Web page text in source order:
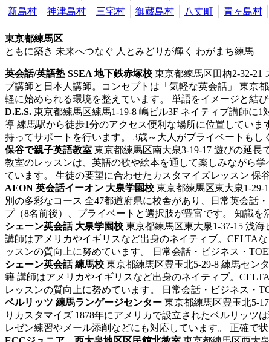
新島村
神津島村 三宅村 御蔵島村 八丈町 青ヶ島村
東京都練馬区
ともに築き 未来へつなぐ 人とみどりが輝く わがまち練馬
英会話/英語塾 SSEA 地下鉄赤塚校 東京都練馬区田柄2-32-21
ブ講師と日本人講師。コンセプトは「気軽な英会話」 東京
軽に始められる環境を整えています。 単語をイメージと結
D.E.S. 東京都練馬区練馬1-19-8 嶋ビル3F ネイティブ講師に1
導 練馬駅から徒歩1分のアクセス便利な場所に位置してい
持ってサポートを行います。 3歳～大人がプライベートもし
保谷で親子英語教室 東京都練馬区南大泉3-19-17 遊びの延長
教室のレッスンは、英語の歌や絵本を通して楽しみながら
ています。 生徒の要望に合わせたカスタマイズレッスン 保
AEON 英会話イーオン 大泉学園校 東京都練馬区東大泉1-29-
別の多彩なコース 全47都道府県に校舎があり、日常英会話
プ（8名前後）、プライベートと選択肢が豊富です。 知識を
シェーン英会話 大泉学園校 東京都練馬区東大泉1-37-15 浅海
講師はアメリカやイギリスなど出身のネイティブ。CELTA
ッスンの質向上に努めています。 日常会話・ビジネス・
シェーン英会話 練馬校 東京都練馬区豊玉北5-29-8 練馬セン
籍 講師はアメリカやイギリスなど出身のネイティブ。
レッスンの質向上に努めています。 日常会話・ビジネス・
ベルリッツ 練馬ランゲージセンター 東京都練馬区豊玉北5-
りカスタマイズ 1878年にアメリカで設立されたベルリッ
レゼン練習やメール添削などにも対応しています。 正確で